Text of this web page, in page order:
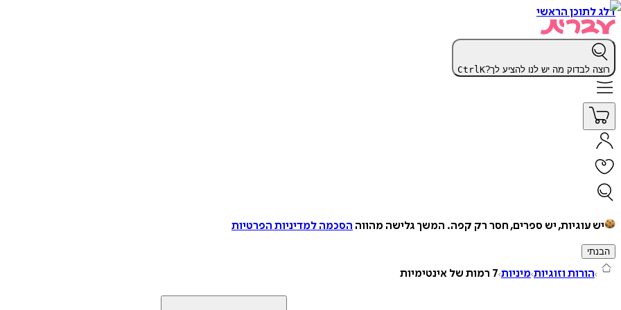
דלג לתוכן הראשי
רוצה לבדוק מה יש לנו להציע לך? CtrlK
יש עוגיות, יש ספרים, חסר רק קפה. המשך גלישה מהווה הסכמה למדיניות הפרטיות
הבנתי
הורות וזוגיות מיניות 7 רמות של אינטימיות